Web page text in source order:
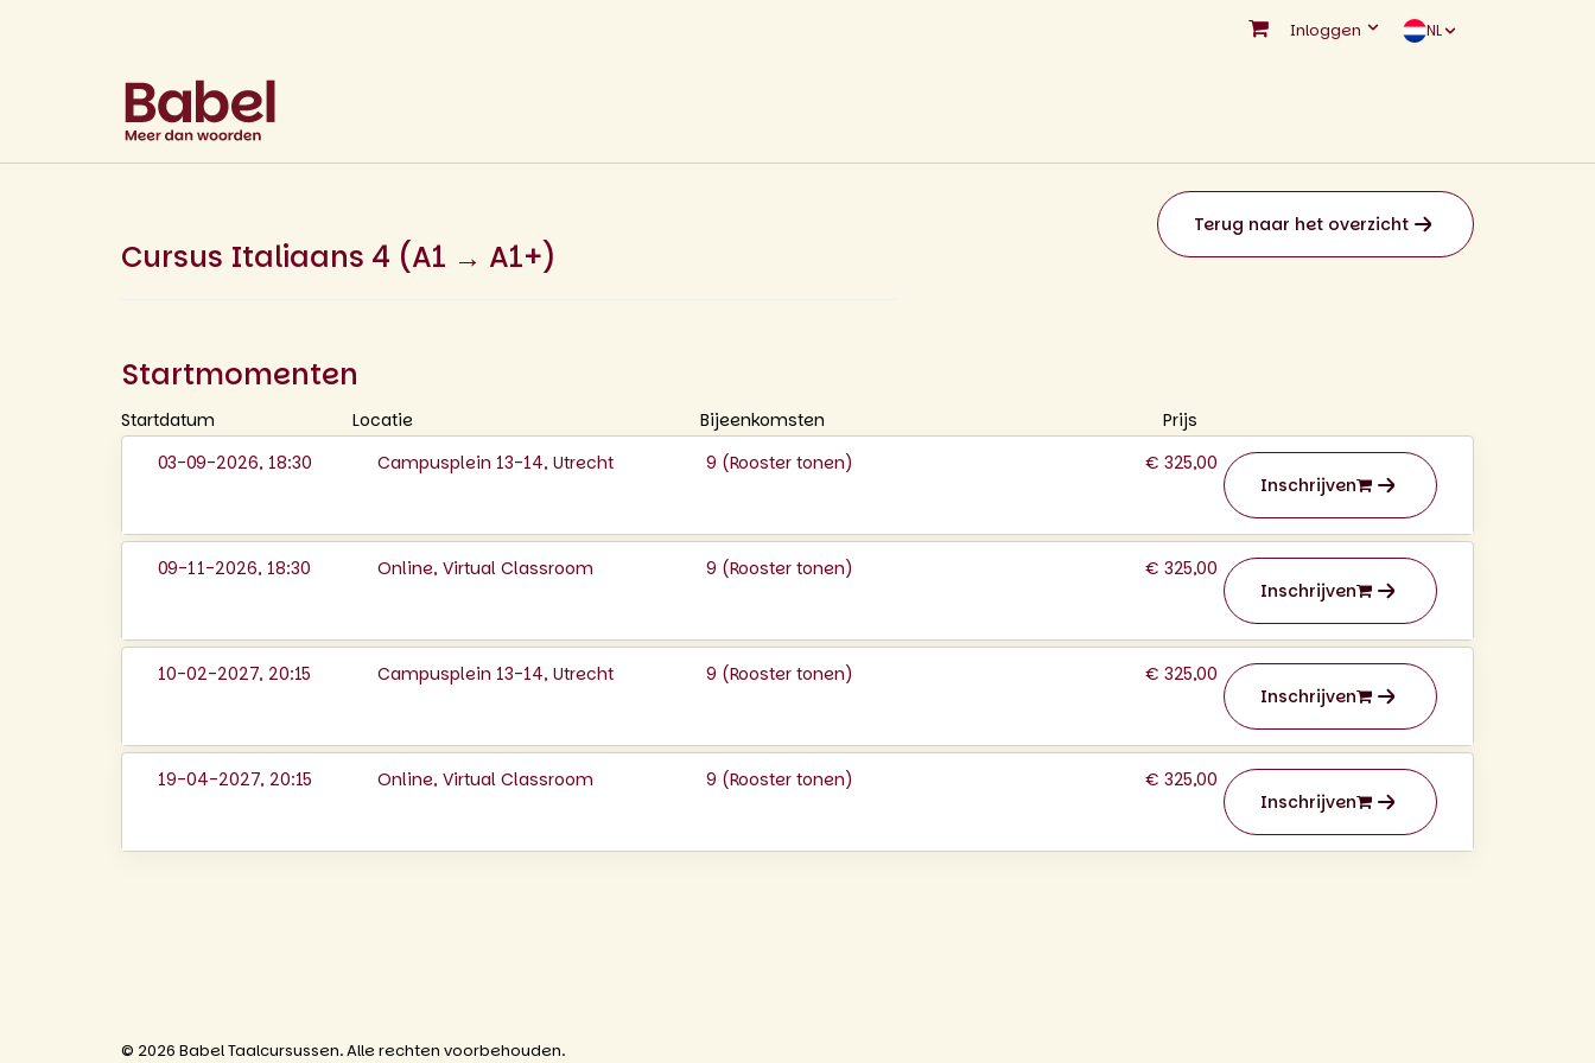
Inloggen NL
Cursus Italiaans 4 (A1 → A1+)
Terug naar het overzicht
Startmomenten
Startdatum Locatie Bijeenkomsten
Prijs
03-09-2026, 18:30
Campusplein 13-14, Utrecht 9 (Rooster tonen)
€ 325,00
Inschrijven
09-11-2026, 18:30 Online, Virtual Classroom 9 (Rooster tonen)
€ 325,00
Inschrijven
10-02-2027, 20:15 Campusplein 13-14, Utrecht 9 (Rooster tonen)
€ 325,00
Inschrijven
19-04-2027, 20:15 Online, Virtual Classroom 9 (Rooster tonen)
€ 325,00
Inschrijven
© 2026 Babel Taalcursussen. Alle rechten voorbehouden.